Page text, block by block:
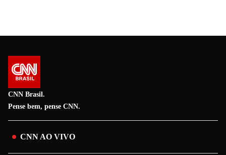
CNN Brasil.
Pense bem, pense CNN.
CNN AO VIVO